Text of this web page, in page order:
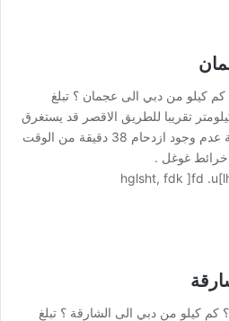
كيلو من دبي الى عجمان ؟ تبلغ
بين دبي وعجمان 42 كيلومتر تقريبا للطريق الاقصر قد يستغرق
الطريق السالك الاقصر في حالة عدم وجود ازدحام 38 دقيقة من الوقت
غوغل .
كم كيلو من دبي الى الشارقة ؟ تبلغ